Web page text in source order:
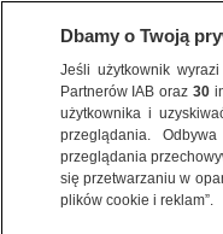
BIZNES
Z KRAJU
Dbamy o Twoją
Jeśli użytkownik
Partnerów IAB oraz30
użytkownika i
przeglądania.
przeglądania
się przetwarzaniu w
plików cookie i reklam”.